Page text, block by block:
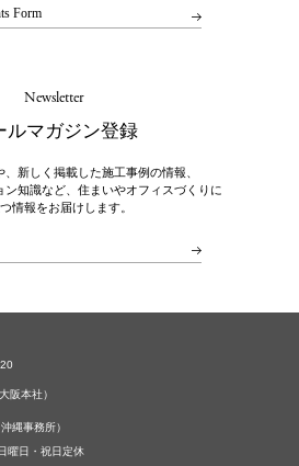
Form
Newsletter
ルマガジン登録
、新しく掲載した施工事例の情報、
ン知識など、住まいやオフィスづくりに
情報をお届けします。
大阪本社）
沖縄事務所）
曜日・祝日定休